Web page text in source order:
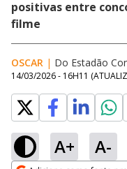
positivas entre
filme
OSCAR | Do Estadão
14/03/2026 - 16H11
A+ A-